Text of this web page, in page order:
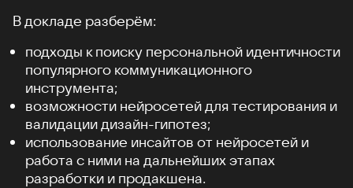
В докладе разберём:
подходы к поиску персональной идентичности
популярного коммуникационного
инструмента;
возможности нейросетей для тестирования и
валидации дизайн-гипотез;
использование инсайтов от нейросетей и
работа с ними на дальнейших этапах
разработки и продакшена.